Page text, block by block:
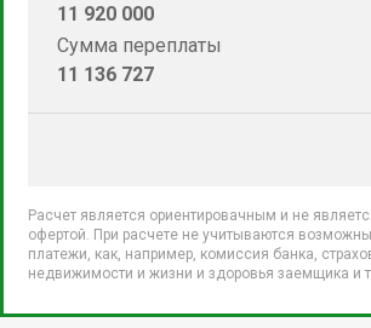
11 920 000
Сумма переплаты
11 136 727
Расчет является ориентировачным и не
офертой. При расчете не учитываются
платежи, как, например, комиссия банка,
недвижимости и жизни и здоровья заемщика и